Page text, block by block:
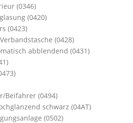
(0346)
(0420)
(0423)
(0428)
abblendend (0431)
Beifahrer (0494)
schwarz (04AT)
(0502)